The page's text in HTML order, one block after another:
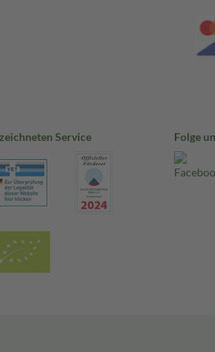
Service Folge